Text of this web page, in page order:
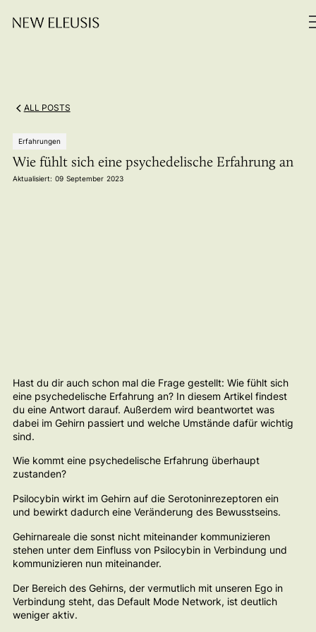
ALL POSTS
Erfahrungen
Wie fühlt sich eine psychedelische Erfahrung an
Aktualisiert: 09 September 2023
Hast du dir auch schon mal die Frage gestellt: Wie fühlt sich
eine psychedelische Erfahrung an? In diesem Artikel findest
du eine Antwort darauf. Außerdem wird beantwortet was
dabei im Gehirn passiert und welche Umstände dafür wichtig
sind.
Wie kommt eine psychedelische Erfahrung überhaupt
zustanden?
Psilocybin wirkt im Gehirn auf die Serotoninrezeptoren ein
und bewirkt dadurch eine Veränderung des Bewusstseins.
Gehirnareale die sonst nicht miteinander kommunizieren
stehen unter dem Einfluss von Psilocybin in Verbindung und
kommunizieren nun miteinander.
Der Bereich des Gehirns, der vermutlich mit unseren Ego in
Verbindung steht, das Default Mode Network, ist deutlich
weniger aktiv.